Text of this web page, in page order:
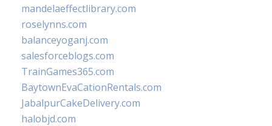
mandelaeffectlibrary.com
roselynns.com
balanceyoganj.com
salesforceblogs.com
TrainGames365.com
BaytownEvaCationRentals.com
JabalpurCakeDelivery.com
halobjd.com